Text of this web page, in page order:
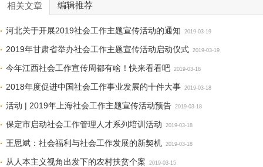
相关文章 编辑推荐
河北关于开展2019社会工作主题宣传活动的通知 2019-03-19
2019年甘肃省举办社会工作主题宣传活动启动仪式 2019-03-19
今年江西社会工作宣传周都有啥！快来看看吧 2019-03-18
2018年度促进中国社会工作事业发展的十件大事 2019-03-18
活动 | 2019年上海社会工作主题宣传活动预告 2019-03-18
保定市启动社会工作管理人才系列培训活动 2019-03-18
王思斌：社会福利与社会工作发展的新契机 2019-03-18
从人本主义视角出发下的农村扶贫个案 2019-03-15